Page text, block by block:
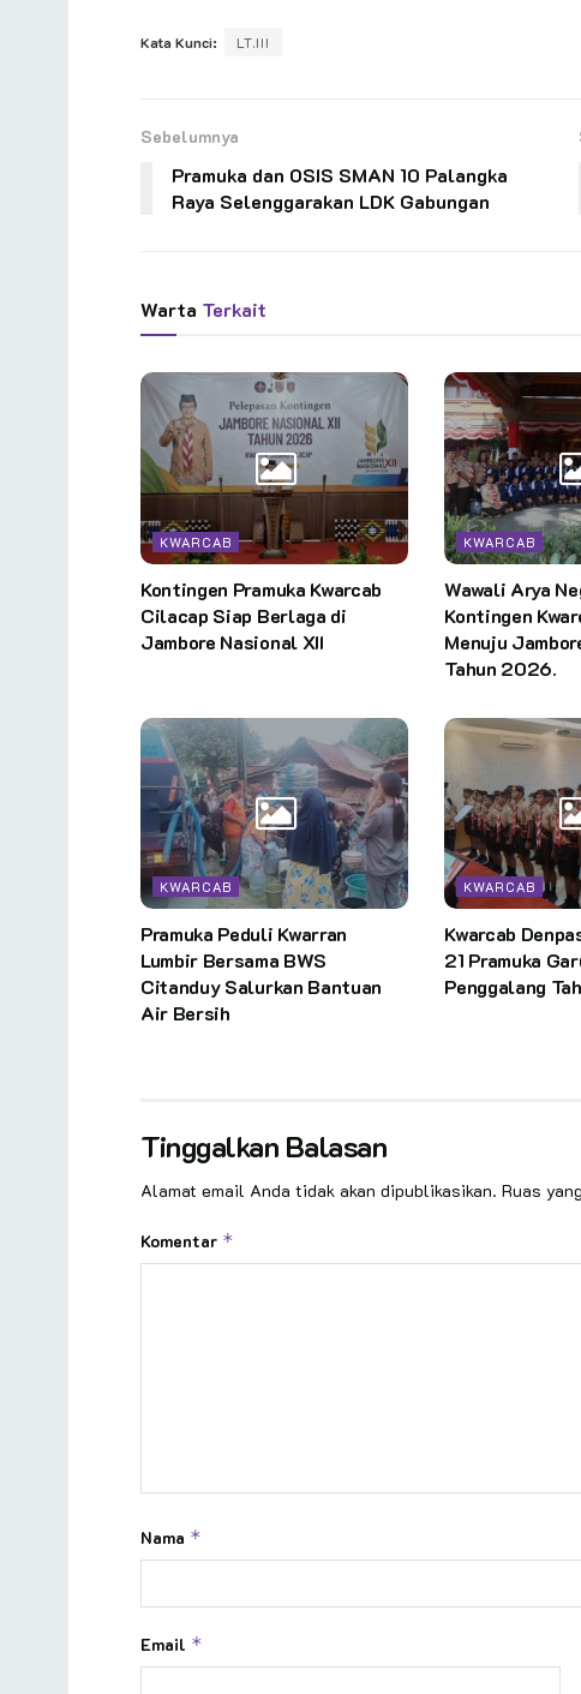
Kata Kunci: LT.III
Sebelumnya
Pramuka dan OSIS SMAN 10 Palangka
Raya Selenggarakan LDK Gabungan
Warta Terkait
KWARCAB
Kontingen Pramuka Kwarcab
Cilacap Siap Berlaga di
Jambore Nasional XII
KWARCAB
Wawali Arya
Kontingen
Menuju
Tahun 2026.
KWARCAB
Pramuka Peduli Kwarran
Lumbir Bersama BWS
Citanduy Salurkan Bantuan
Air Bersih
KWARCAB
Kwarcab
21 Pramuka
Penggalang
Tinggalkan Balasan
Alamat email Anda tidak akan dipublikasikan. Ruas
Komentar *
Nama *
Email *